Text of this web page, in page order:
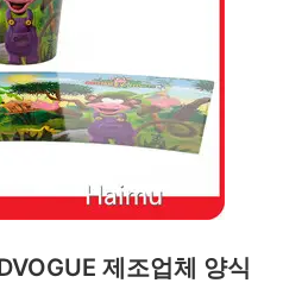
제조업체 양식